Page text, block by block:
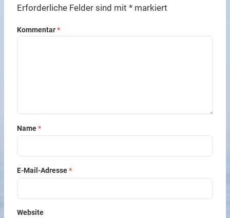
Erforderliche Felder sind mit* markiert
Kommentar*
Name*
E-Mail-Adresse*
Website